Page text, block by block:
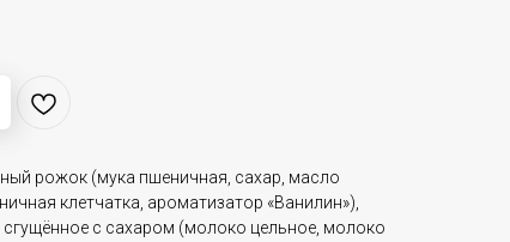
рожок (мука пшеничная, сахар, масло
клетчатка, ароматизатор «Ванилин»),
с сахаром (молоко цельное, молоко